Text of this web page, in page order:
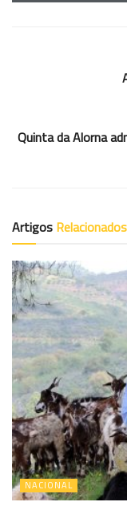
Quinta da Alorna
Artigos Relacionados
NACIONAL